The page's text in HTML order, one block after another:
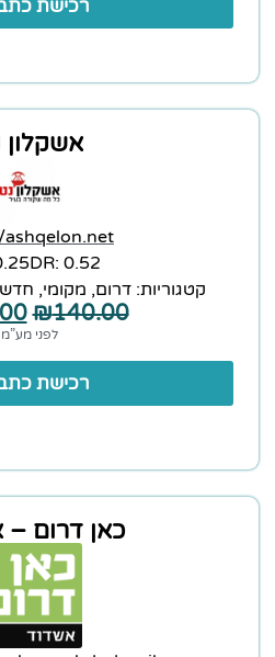
רכישת
אשקלון
0.52 :DR
:UR
קטגוריות:דרום, מקומי,
₪140.00
לפני מע”מ
רכישת
כאן דרום –